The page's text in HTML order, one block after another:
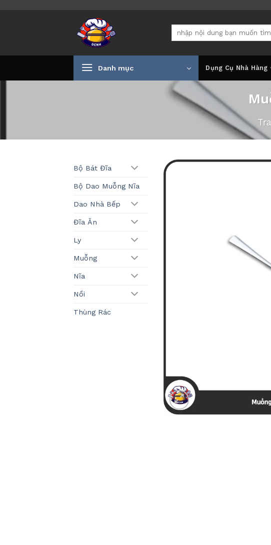
Tìm
kiếm:
Danh mục Dụng Cụ Nhà Hàng
Bộ Bát Đĩa
Bộ Dao Muỗng Nĩa
Dao Nhà Bếp
Đĩa Ăn
Ly
Muỗng
Nĩa
Nồi
Thùng Rác